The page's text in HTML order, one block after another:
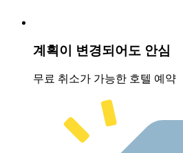
계획이 변경되어도 안심
무료 취소가 가능한 호텔 예약